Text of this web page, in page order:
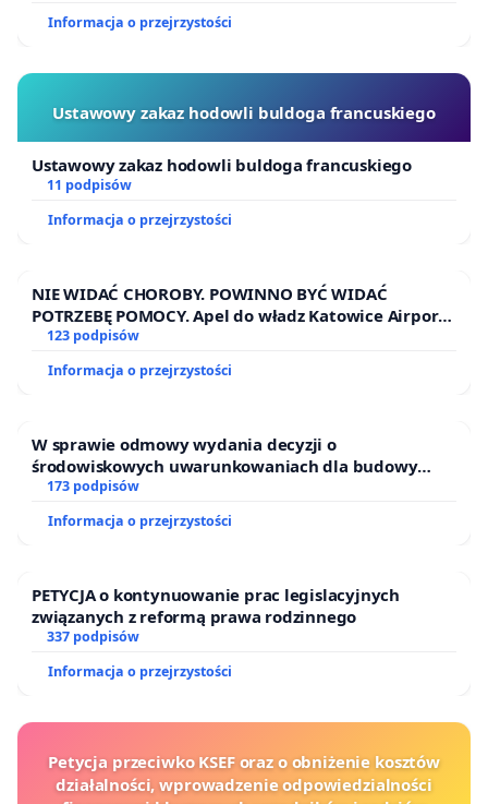
Informacja o przejrzystości
Ustawowy zakaz hodowli buldoga francuskiego
Ustawowy zakaz hodowli buldoga francuskiego
11 podpisów
Informacja o przejrzystości
NIE WIDAĆ CHOROBY. POWINNO BYĆ WIDAĆ
POTRZEBĘ POMOCY. Apel do władz Katowice Airport
o przystąpienie do programu HIDDEN DISABILITIES
NIEPEŁNOSPRAWNOŚCI
123 podpisów
Informacja o przejrzystości
W sprawie odmowy wydania decyzji o
środowiskowych uwarunkowaniach dla budowy
zakładu wytwarzania biometanu „Krynki” w
Puszczy Knyszyńskiej
173 podpisów
Informacja o przejrzystości
PETYCJA o kontynuowanie prac legislacyjnych
związanych z reformą prawa rodzinnego
337 podpisów
Informacja o przejrzystości
Petycja przeciwko KSEF oraz o obniżenie kosztów
działalności, wprowadzenie odpowiedzialności